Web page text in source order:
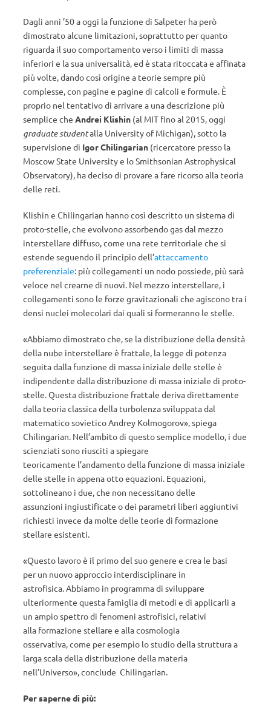
Dagli anni ’50 a oggi la funzione di Salpeter ha però
dimostrato alcune limitazioni, soprattutto per quanto
riguarda il suo comportamento verso i limiti di massa
inferiori e la sua universalità, ed è stata ritoccata e affinata
più volte, dando così origine a teorie sempre più
complesse, con pagine e pagine di calcoli e formule. È
proprio nel tentativo di arrivare a una descrizione più
semplice che Andrei Klishin (al MIT fino al 2015, oggi
graduate studentalla University of Michigan), sotto la
supervisione di Igor Chilingarian (ricercatore presso la
Moscow State University e lo Smithsonian Astrophysical
Observatory), ha deciso di provare a fare ricorso alla teoria
delle reti.
Klishin e Chilingarian hanno così descritto un sistema di
proto-stelle, che evolvono assorbendo gas dal mezzo
interstellare diffuso, come una rete territoriale che si
estende seguendo il principio dell’attaccamento
preferenziale: più collegamenti un nodo possiede, più sarà
veloce nel crearne di nuovi. Nel mezzo interstellare, i
collegamenti sono le forze gravitazionali che agiscono tra i
densi nuclei molecolari dai quali si formeranno le stelle.
«Abbiamo dimostrato che, se la distribuzione della densità
della nube interstellare è frattale, la legge di potenza
seguita dalla funzione di massa iniziale delle stelle è
indipendente dalla distribuzione di massa iniziale di proto-
stelle. Questa distribuzione frattale deriva direttamente
dalla teoria classica della turbolenza sviluppata dal
matematico sovietico Andrey Kolmogorov», spiega
Chilingarian. Nell’ambito di questo semplice modello, i due
scienziati sono riusciti a spiegare
teoricamente l’andamento della funzione di massa iniziale
delle stelle in appena otto equazioni. Equazioni,
sottolineano i due, che non necessitano delle
assunzioni ingiustificate o dei parametri liberi aggiuntivi
richiesti invece da molte delle teorie di formazione
stellare esistenti.
«Questo lavoro è il primo del suo genere e crea le basi
per un nuovo approccio interdisciplinare in
astrofisica. Abbiamo in programma di sviluppare
ulteriormente questa famiglia di metodi e di applicarli a
un ampio spettro di fenomeni astrofisici, relativi
alla formazione stellare e alla cosmologia
osservativa, come per esempio lo studio della struttura a
larga scala della distribuzione della materia
nell’Universo», conclude Chilingarian.
Per saperne di più: